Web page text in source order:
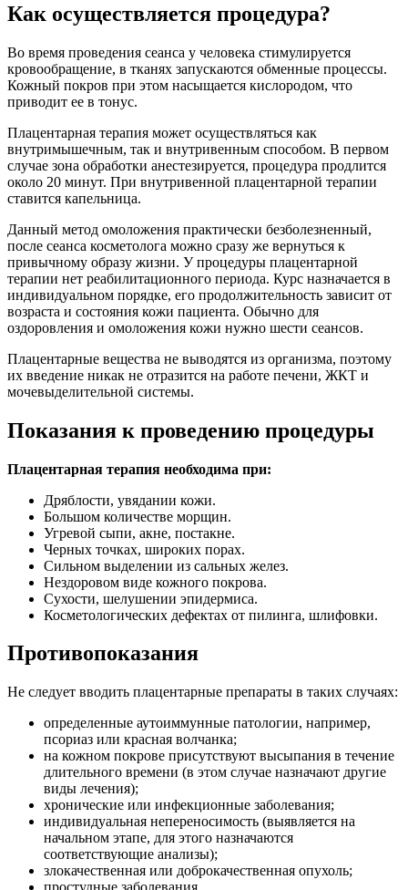
Как осуществляется процедура?
Во время проведения сеанса у человека стимулируется
кровообращение, в тканях запускаются обменные процессы.
Кожный покров при этом насыщается кислородом, что
приводит ее в тонус.
Плацентарная терапия может осуществляться как
внутримышечным, так и внутривенным способом. В первом
случае зона обработки анестезируется, процедура продлится
около 20 минут. При внутривенной плацентарной терапии
ставится капельница.
Данный метод омоложения практически безболезненный,
после сеанса косметолога можно сразу же вернуться к
привычному образу жизни. У процедуры плацентарной
терапии нет реабилитационного периода. Курс назначается в
индивидуальном порядке, его продолжительность зависит от
возраста и состояния кожи пациента. Обычно для
оздоровления и омоложения кожи нужно шести сеансов.
Плацентарные вещества не выводятся из организма, поэтому
их введение никак не отразится на работе печени, ЖКТ и
мочевыделительной системы.
Показания к проведению процедуры
Плацентарная терапия необходима при:
Дряблости, увядании кожи.
Большом количестве морщин.
Угревой сыпи, акне, постакне.
Черных точках, широких порах.
Сильном выделении из сальных желез.
Нездоровом виде кожного покрова.
Сухости, шелушении эпидермиса.
Косметологических дефектах от пилинга, шлифовки.
Противопоказания
Не следует вводить плацентарные препараты в таких случаях:
определенные аутоиммунные патологии, например,
псориаз или красная волчанка;
на кожном покрове присутствуют высыпания в течение
длительного времени (в этом случае назначают другие
виды лечения);
хронические или инфекционные заболевания;
индивидуальная непереносимость (выявляется на
начальном этапе, для этого назначаются
соответствующие анализы);
злокачественная или доброкачественная опухоль;